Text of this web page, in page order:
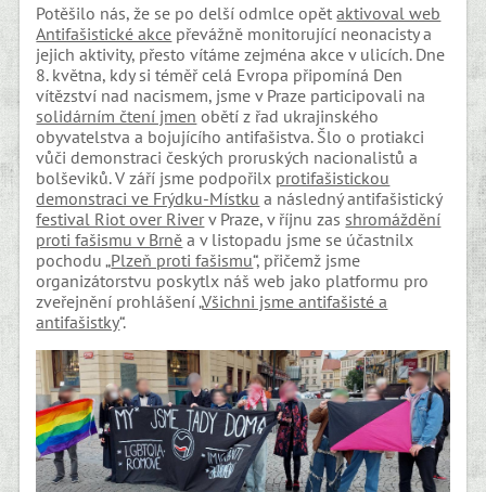
Potěšilo nás, že se po delší odmlce opětaktivoval web
Antifašistické akce převážně monitorující neonacisty a
jejich aktivity, přesto vítáme zejména akce v ulicích. Dne
8. května, kdy si téměř celá Evropa připomíná Den
vítězství nad nacismem, jsme v Praze participovali na
solidárním čtení jmen obětí z řad ukrajinského
obyvatelstva a bojujícího antifašistva. Šlo o protiakci
vůči demonstraci českých proruských nacionalistů a
bolševiků. V září jsme podpořilx protifašistickou
demonstraci ve Frýdku-Místku a následný antifašistický
festival Riot over Riverv Praze, v říjnu zas shromáždění
proti fašismu v Brně a v listopadu jsme se účastnilx
pochodu „Plzeň proti fašismu“, přičemž jsme
organizátorstvu poskytlx náš web jako platformu pro
zveřejnění prohlášení „Všichni jsme antifašisté a
antifašistky“.